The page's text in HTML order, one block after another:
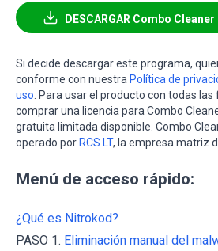
DESCARGAR Combo
Si decide descargar este programa,
conforme con nuestra Política de
uso. Para usar el producto con todas las
comprar una licencia para Combo
gratuita limitada disponible. Combo
operado por RCS LT, la empresa matriz
Menú de acceso rápido:
¿Qué es Nitrokod?
PASO 1. Eliminación manual del